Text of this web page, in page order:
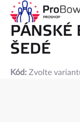
Přejít
obsah
PÁNSKÉ
ŠEDÉ
Kód: Zvolte